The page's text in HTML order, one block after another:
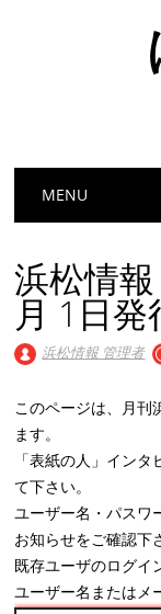
Main
MENU
浜松情
月 1日発
浜松情報 管理者
このページは、月刊
ます。
「表紙の人」イン
て下さい。
ユーザー名・パスワ
お知らせをご確認下
既存ユーザのログイ
ユーザー名またはメ